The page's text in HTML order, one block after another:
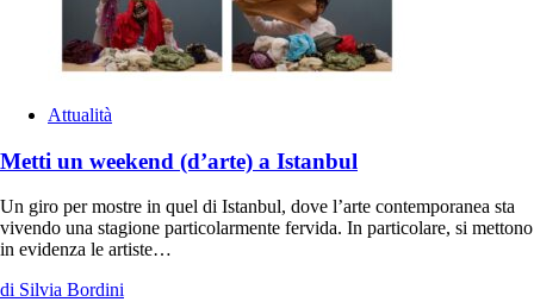
Attualità
Metti un weekend (d’arte) a Istanbul
Un giro per mostre in quel di Istanbul, dove l’arte contemporanea sta
vivendo una stagione particolarmente fervida. In particolare, si mettono
in evidenza le artiste…
di Silvia Bordini